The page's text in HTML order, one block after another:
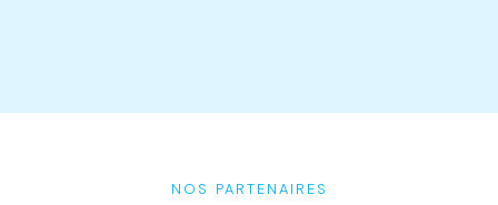
NOS PARTENAIRES